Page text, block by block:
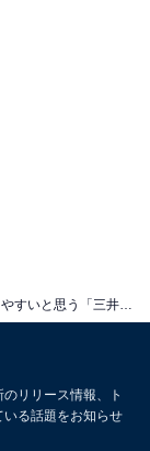
ポイントが貯まりやすいと思う「三井住友カードのクレカ」ランキング！ 2位「三井住友カード」、1位は？【2025年調査】
リリース情報、ト
る話題をお知らせ